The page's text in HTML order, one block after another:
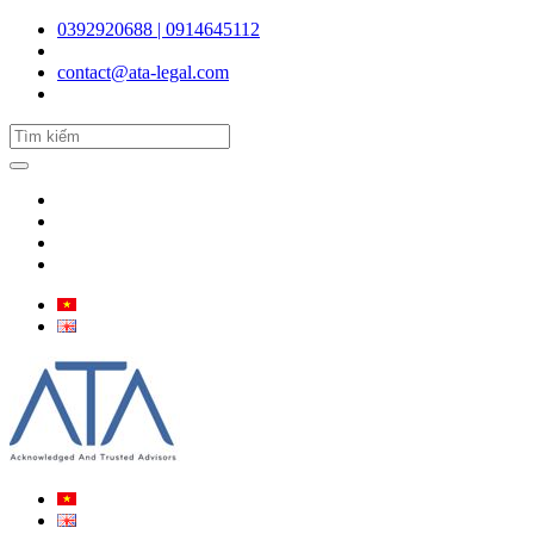
0392920688 | 0914645112
contact@ata-legal.com